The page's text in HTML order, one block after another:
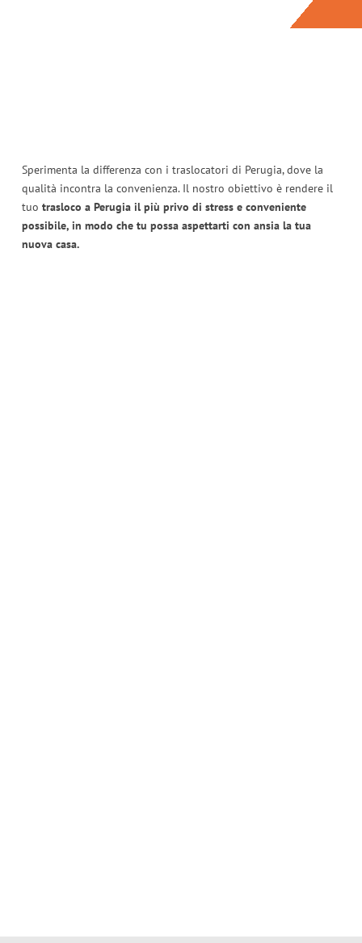
Sperimenta la differenza con i traslocatori di Perugia, dove la
qualità incontra la convenienza. Il nostro obiettivo è rendere il
tuo trasloco a Perugia il più privo di stress e conveniente
possibile, in modo che tu possa aspettarti con ansia la tua
nuova casa.